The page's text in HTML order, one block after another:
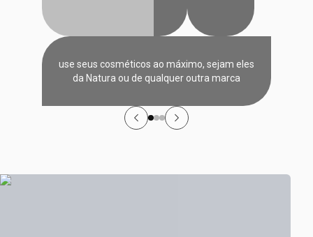
use seus cosméticos ao máximo, sejam eles
da Natura ou de qualquer outra marca